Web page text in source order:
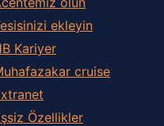
ekleyin
Kariyer
сruise
Özellikler